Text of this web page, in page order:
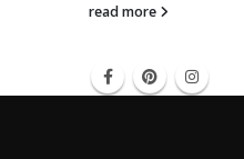
read more